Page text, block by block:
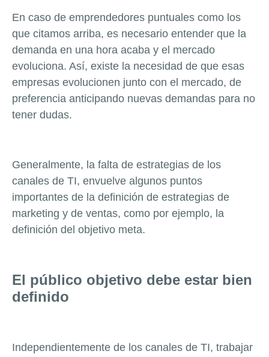
En caso de emprendedores puntuales como los
que citamos arriba, es necesario entender que la
demanda en una hora acaba y el mercado
evoluciona. Así, existe la necesidad de que esas
empresas evolucionen junto con el mercado, de
preferencia anticipando nuevas demandas para no
tener dudas.
Generalmente, la falta de estrategias de los
canales de TI, envuelve algunos puntos
importantes de la definición de estrategias de
marketing y de ventas, como por ejemplo, la
definición del objetivo meta.
El público objetivo debe estar bien
definido
Independientemente de los canales de TI, trabajar